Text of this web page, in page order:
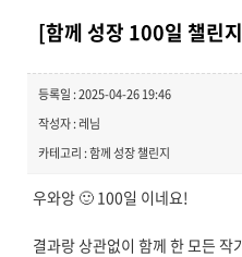
[함께 성장 100일 챌린
등록일 : 2025-04-26 19:46
작성자 : 레님
카테고리 : 함께 성장 챌린지
우와앙 🙂 100일 이네요!
결과랑 상관없이 함께 한 모든 작